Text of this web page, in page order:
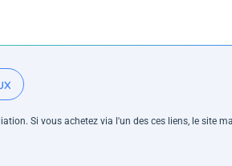
Si vous achetez via l'un des ces liens, le site